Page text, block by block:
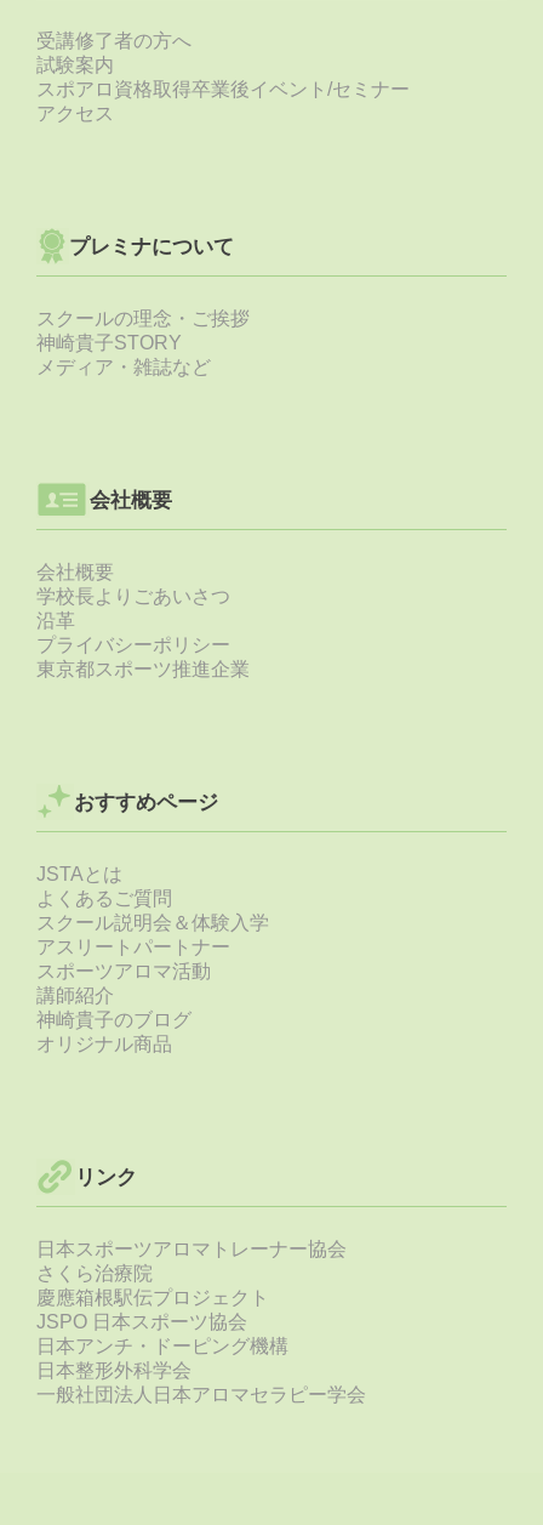
受講修了者の方へ
試験案内
スポアロ資格取得卒業後イベント/セミナー
アクセス
プレミナについて
スクールの理念・ご挨拶
神崎貴子STORY
メディア・雑誌など
会社概要
会社概要
学校長よりごあいさつ
沿革
プライバシーポリシー
東京都スポーツ推進企業
おすすめページ
JSTAとは
よくあるご質問
スクール説明会＆体験入学
アスリートパートナー
スポーツアロマ活動
講師紹介
神崎貴子のブログ
オリジナル商品
リンク
日本スポーツアロマトレーナー協会
さくら治療院
慶應箱根駅伝プロジェクト
JSPO 日本スポーツ協会
日本アンチ・ドーピング機構
日本整形外科学会
一般社団法人日本アロマセラピー学会